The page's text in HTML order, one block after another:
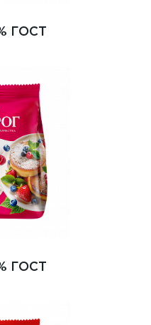
ГОСТ
ГОСТ